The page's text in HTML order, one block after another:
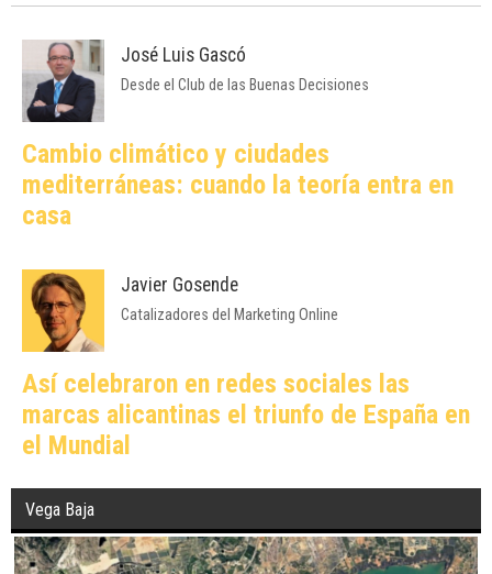
José Luis Gascó
Desde el Club de las Buenas Decisiones
Cambio climático y ciudades
mediterráneas: cuando la teoría entra en
casa
Javier Gosende
Catalizadores del Marketing Online
Así celebraron en redes sociales las
marcas alicantinas el triunfo de España en
el Mundial
Vega Baja